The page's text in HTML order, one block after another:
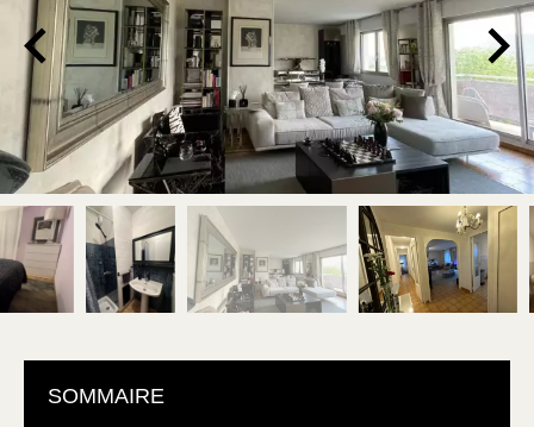
SOMMAIRE